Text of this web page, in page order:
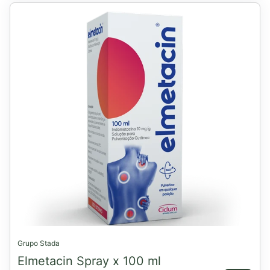
Grupo Stada
Elmetacin Spray x 100 ml